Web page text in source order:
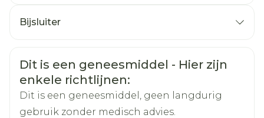
van
leverinsufficiëntie
De tablet met of zonder voedsel innemen
Bij sommige patiënten wordt levodopa niet
goed opgenomen als het samen met of kort
na het eten van eiwitrijk voedsel wordt
Merken Orion Pharma
Breedte 60 mm
Bijsluiter
Veiligheidsinformatie
Dit is een geneesmiddel - Hier zijn
enkele richtlijnen:
Dit is een geneesmiddel, geen langdurig
gebruik zonder medisch advies.